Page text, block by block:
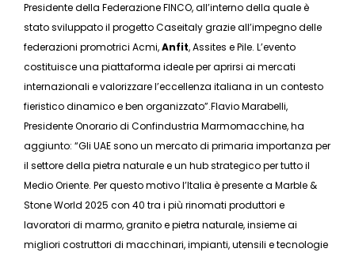
Presidente della Federazione FINCO, all’interno della quale è
stato sviluppato il progetto Caseitaly grazie all’impegno delle
federazioni promotrici Acmi,Anfit, Assites e Pile. L’evento
costituisce una piattaforma ideale per aprirsi ai mercati
internazionali e valorizzare l’eccellenza italiana in un contesto
fieristico dinamico e ben organizzato”.Flavio Marabelli,
Presidente Onorario di Confindustria Marmomacchine, ha
aggiunto: “Gli UAE sono un mercato di primaria importanza per
il settore della pietra naturale e un hub strategico per tutto il
Medio Oriente. Per questo motivo l’Italia è presente a Marble &
Stone World 2025 con 40 tra i più rinomati produttori e
lavoratori di marmo, granito e pietra naturale, insieme ai
migliori costruttori di macchinari, impianti, utensili e tecnologie